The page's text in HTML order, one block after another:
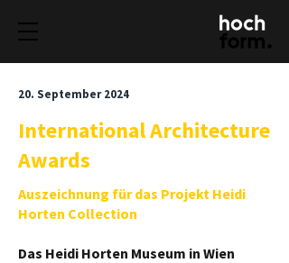
20. September 2024
International Architecture
Awards
Auszeichnung für das Projekt Heidi
Horten Collection
Das Heidi Horten Museum in Wien